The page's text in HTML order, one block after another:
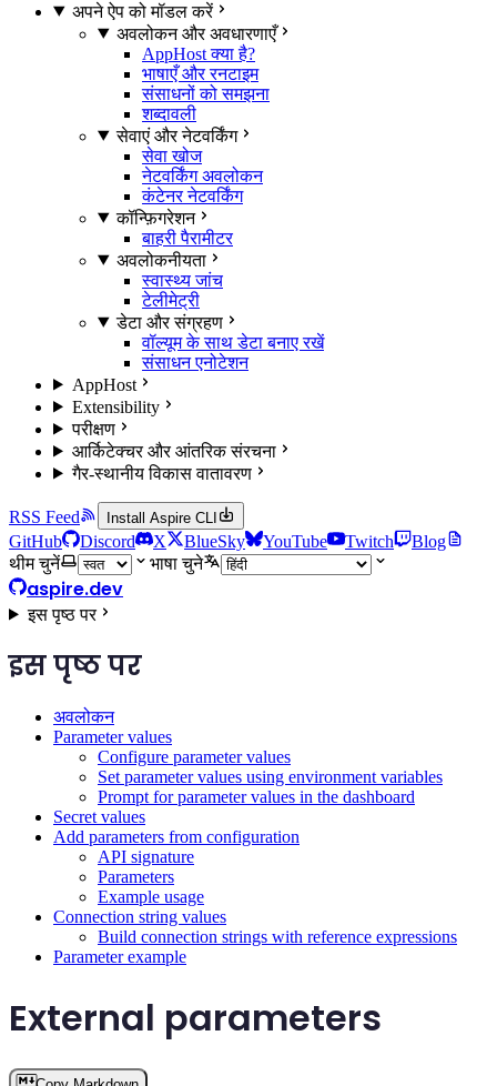
अपने ऐप को मॉडल करें
अवलोकन और अवधारणाएँ
AppHost क्या है?
भाषाएँ और रनटाइम
संसाधनों को समझना
शब्दावली
सेवाएं और नेटवर्किंग
सेवा खोज
नेटवर्किंग अवलोकन
कंटेनर नेटवर्किंग
कॉन्फ़िगरेशन
बाहरी पैरामीटर
अवलोकनीयता
स्वास्थ्य जांच
टेलीमेट्री
डेटा और संग्रहण
वॉल्यूम के साथ डेटा बनाए रखें
संसाधन एनोटेशन
AppHost
Extensibility
परीक्षण
आर्किटेक्चर और आंतरिक संरचना
गैर-स्थानीय विकास वातावरण
RSS Feed Install Aspire CLI
GitHub Discord X BlueSky YouTube Twitch
Blog
थीम चुनें
भाषा चुने
aspire.dev
इस पृष्ठ पर
इस पृष्ठ पर
अवलोकन
Parameter values
Configure parameter values
Set parameter values using environment variables
Prompt for parameter values in the dashboard
Secret values
Add parameters from configuration
API signature
Parameters
Example usage
Connection string values
Build connection strings with reference expressions
Parameter example
External parameters